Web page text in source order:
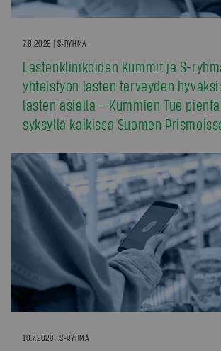
7.8.2026 | S-RYHMÄ
Lastenklinikoiden Kummit ja S-
yhteistyön lasten terveyden
lasten asialla – Kummien Tue
syksyllä kaikissa Suomen
10.7.2026 | S-RYHMÄ